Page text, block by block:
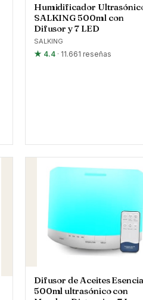
Humidificador
SALKING 500ml con
Difusor y 7 LED
SALKING
★ 4.4 · 11.661 reseñas
Difusor de Aceites
500ml ultrasónico con